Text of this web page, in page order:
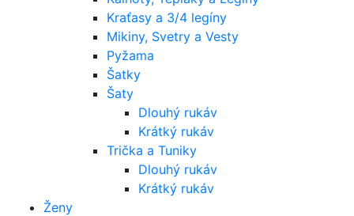
Kraťasy a 3/4 legíny
Mikiny, Svetry a Vesty
Pyžama
Šatky
Šaty
Dlouhý rukáv
Krátký rukáv
Trička a Tuniky
Dlouhý rukáv
Krátký rukáv
Ženy